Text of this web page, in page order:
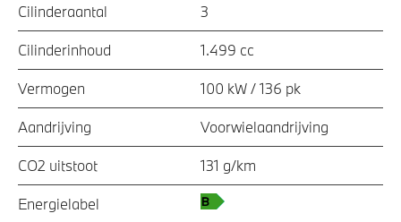
Cilinderaantal 3
Cilinderinhoud 1.499 cc
Vermogen 100 kW / 136 pk
Aandrijving Voorwielaandrijving
CO2 uitstoot 131 g/km
Energielabel